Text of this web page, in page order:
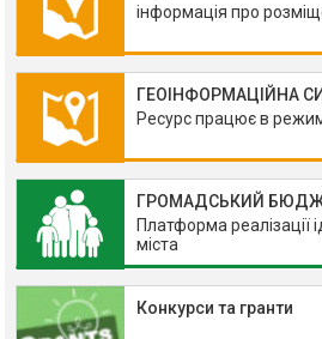
інформація про
ГЕОІНФОРМАЦІЙНА
Ресурс працює в
ГРОМАДСЬКИЙ
Платформа реалізації
міста
Конкурси та гранти